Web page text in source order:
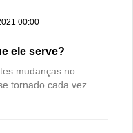
00:00
ele serve?
mudanças no
tornado cada vez